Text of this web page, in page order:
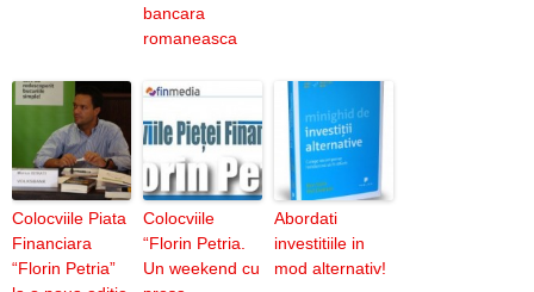
bancara
romaneasca
Colocviile Piata
Financiara
“Florin Petria”
Colocviile
“Florin Petria.
Un weekend cu
Abordati
investitiile in
mod alternativ!